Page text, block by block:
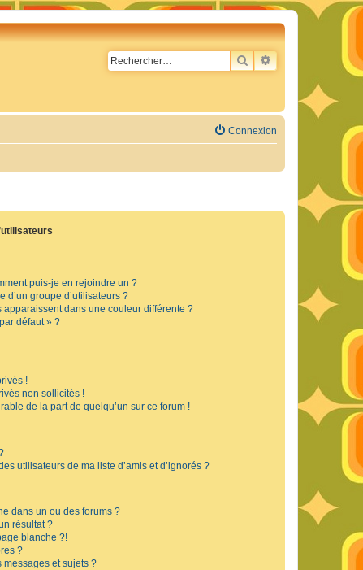
RECHERCHER
RECHERCHE
Connexion
puis-je en rejoindre un ?
d’un groupe d’utilisateurs ?
apparaissent dans une couleur différente ?
défaut » ?
!
non sollicités !
de la part de quelqu’un sur ce forum !
utilisateurs de ma liste d’amis et d’ignorés ?
dans un ou des forums ?
résultat ?
blanche ?!
?
messages et sujets ?